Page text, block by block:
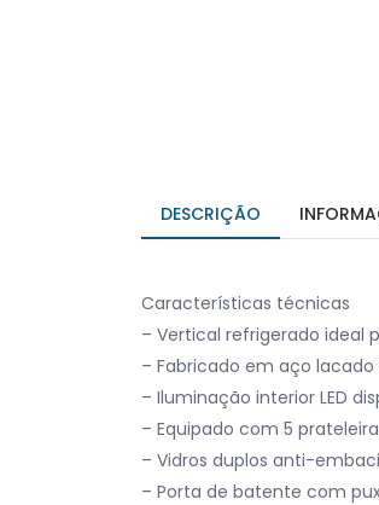
DESCRIÇÃO
Características técnicas
– Vertical refrigerado ideal
– Fabricado em aço
– Iluminação interior LED
– Equipado com 5
– Vidros duplos anti-
– Porta de batente com